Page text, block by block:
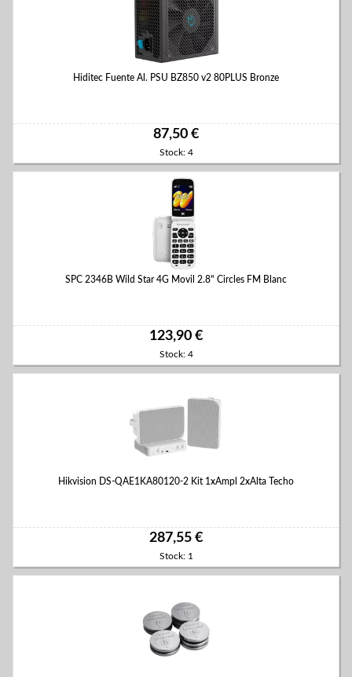
Hiditec Fuente Al. PSU BZ850 v2 80PLUS Bronze
87,50 €
Stock: 4
SPC 2346B Wild Star 4G Movil 2.8" Circles FM Blanc
123,90 €
Stock: 4
Hikvision DS-QAE1KA80120-2 Kit 1xAmpl 2xAlta Techo
287,55 €
Stock: 1